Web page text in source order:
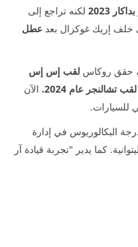
2023
لكنه تراجع إلى
إريك غوكزال بعد عطل
حقق روكاس لقب إس إس
تشالنجر عام 2024.
الآن
للسيارات.
درجة البكالوريوس في إدارة
كما يدير "تجربة قيادة آر